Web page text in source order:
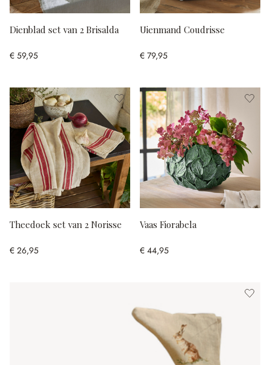
Dienblad set van 2 Brisalda
€ 59,95
Uienmand Coudrisse
€ 79,95
Theedoek set van 2 Norisse
€ 26,95
Vaas Fiorabela
€ 44,95